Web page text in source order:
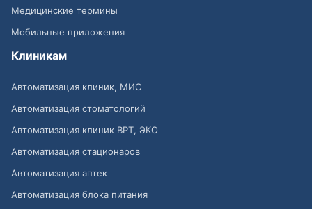
Медицинские термины
Мобильные приложения
Клиникам
Автоматизация клиник, МИС
Автоматизация стоматологий
Автоматизация клиник ВРТ, ЭКО
Автоматизация стационаров
Автоматизация аптек
Автоматизация блока питания